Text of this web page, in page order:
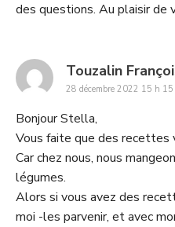
des questions. Au plaisir de
Touzalin
28 décembre 2022 15 h 15
Bonjour Stella,
Vous faite que des recettes
Car chez nous, nous
légumes.
Alors si vous avez des
moi -les parvenir, et avec